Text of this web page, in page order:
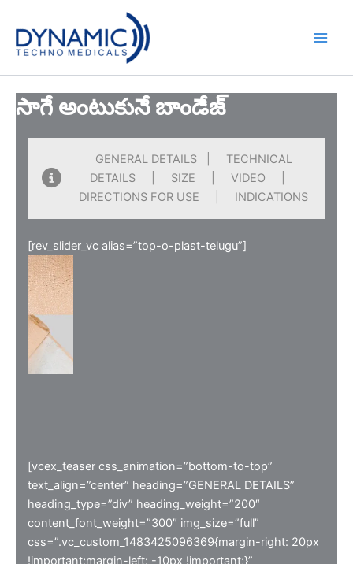
content
సాగే అంటుకునే బాండేజ్
GENERAL DETAILS | TECHNICAL
DETAILS | SIZE | VIDEO |
DIRECTIONS FOR USE | INDICATIONS
[rev_slider_vc alias=”top-o-plast-telugu”]
[vcex_teaser css_animation=”bottom-to-top”
text_align=”center” heading=”GENERAL DETAILS”
heading_type=”div” heading_weight=”200″
content_font_weight=”300″ img_size=”full”
css=”.vc_custom_1483425096369{margin-right: 20px
!important;margin-left: -10px !important;}”